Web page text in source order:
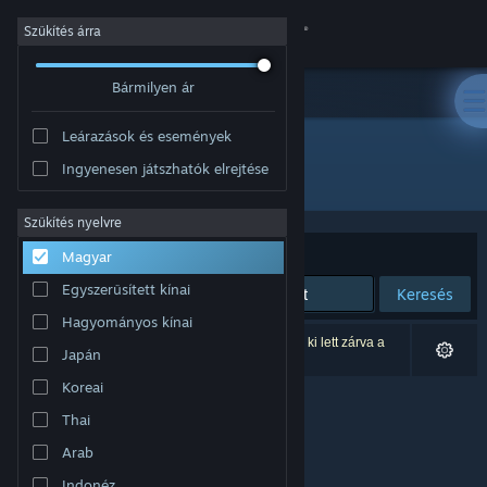
Bejelentkezés
Névjegy
Támogatás
Nyelvváltás
A Steam mobilalkalmazás beszerzése
Asztali weboldalra váltás
Szűkítés árra
Bármilyen ár
Leárazások és események
Ingyenesen játszhatók elrejtése
Szűkítés nyelvre
Magyar
Egyszerűsített kínai
Hagyományos kínai
Japán
Koreai
Thai
Arab
Fejlesztő: Haxy
Rendezés Relevancia
Keresés
0 eredmény felel meg a keresésednek. 1 termék ki lett zárva a
beállításaid alapján.